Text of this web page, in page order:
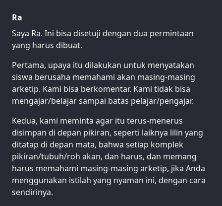
Ra
Saya Ra. Ini bisa disetuji dengan dua permintaan
yang harus dibuat.
Pertama, upaya itu dilakukan untuk menyatakan
siswa berusaha memahami akan masing-masing
arketip. Kami bisa berkomentar. Kami tidak bisa
mengajar/belajar sampai batas pelajar/pengajar.
Kedua, kami meminta agar itu terus-menerus
disimpan di depan pikiran, seperti laiknya lilin yang
ditatap di depan mata, bahwa setiap komplek
pikiran/tubuh/roh akan, dan harus, dan memang
harus memahami masing-masing arketip, jika Anda
menggunakan istilah yang nyaman ini, dengan cara
sendirinya.